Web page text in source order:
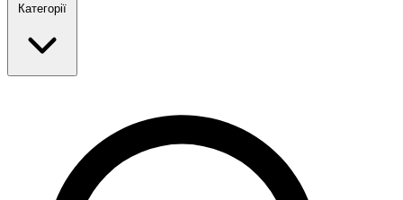
Категорії